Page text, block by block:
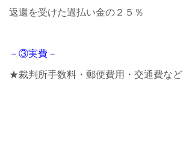
返還を受けた過払い金の２５％
－③実費－
★裁判所手数料・郵便費用・交通費など